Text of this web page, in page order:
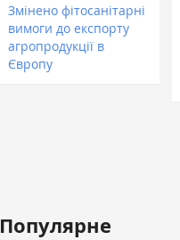
Змінено фітосанітарні
вимоги до експорту
агропродукції в
Європу
Популярне